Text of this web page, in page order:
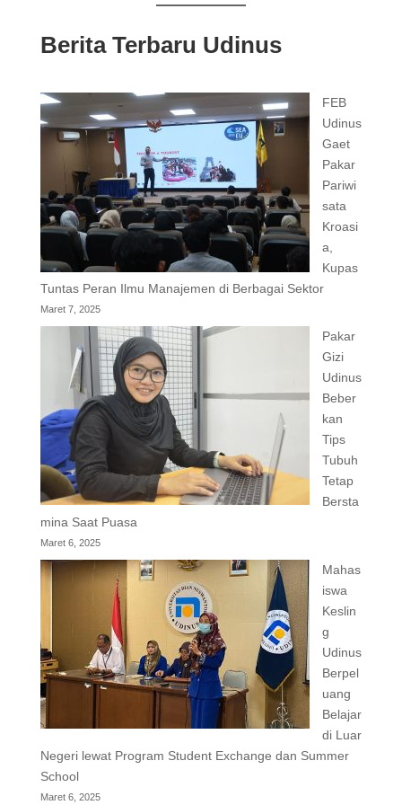
Berita Terbaru Udinus
FEB
Udinus
Gaet
Pakar
Pariwi
sata
Kroasi
a,
Kupas
Tuntas Peran Ilmu Manajemen di Berbagai Sektor
Maret 7, 2025
Pakar
Gizi
Udinus
Beber
kan
Tips
Tubuh
Tetap
Bersta
mina Saat Puasa
Maret 6, 2025
Mahas
iswa
Keslin
g
Udinus
Berpel
uang
Belajar
di Luar
Negeri lewat Program Student Exchange dan Summer
School
Maret 6, 2025